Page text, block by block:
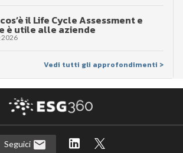
il Life Cycle Assessment e
è utile alle aziende
2026
Vedi tutti gli approfondimenti >
Seguici